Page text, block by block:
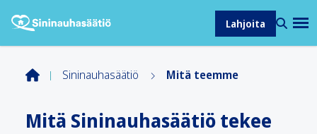
Lahjoita
Sininauhasäätiö Mitä teemme
Mitä Sininauhasäätiö tekee